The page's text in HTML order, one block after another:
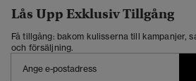
Lås Upp Exklusiv Tillgång
Få tillgång: bakom kulisserna till kampanjer,
och försäljning.